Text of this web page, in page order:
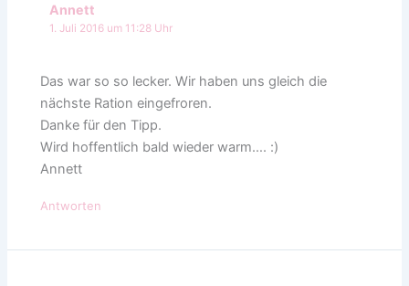
Annett
1. Juli 2016 um 11:28 Uhr
Das war so so lecker. Wir haben uns gleich die
nächste Ration eingefroren.
Danke für den Tipp.
Wird hoffentlich bald wieder warm…. :)
Annett
Antworten